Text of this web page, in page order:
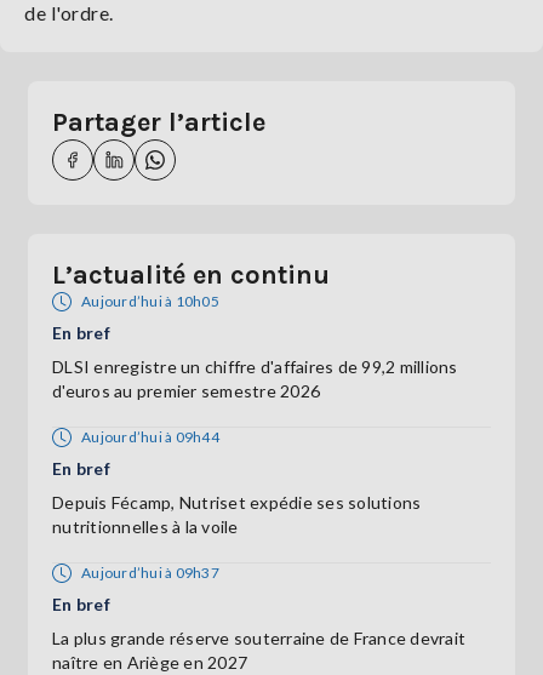
de l'ordre.
Partager l’article
L’actualité en continu
Aujourd’hui à 10h05
En bref
DLSI enregistre un chiffre d'affaires de 99,2 millions
d'euros au premier semestre 2026
Aujourd’hui à 09h44
En bref
Depuis Fécamp, Nutriset expédie ses solutions
nutritionnelles à la voile
Aujourd’hui à 09h37
En bref
La plus grande réserve souterraine de France devrait
naître en Ariège en 2027